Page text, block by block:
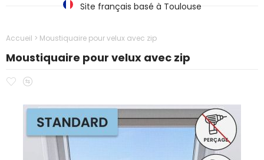
Site français basé à Toulouse
Accueil Moustiquaire pour velux avec zip
Moustiquaire pour velux avec zip
Ajouter
mes
favoris
comparateur